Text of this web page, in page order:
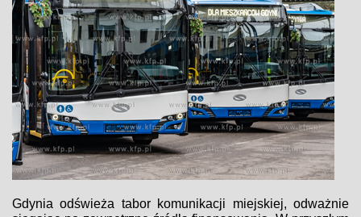
Gdynia odświeża tabor komunikacji miejskiej, odważnie